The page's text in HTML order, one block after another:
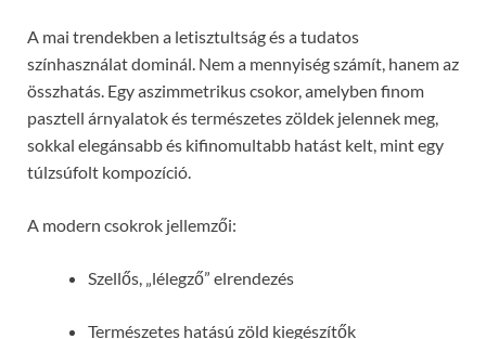
A mai trendekben a letisztultság és a tudatos
színhasználat dominál. Nem a mennyiség számít, hanem az
összhatás. Egy aszimmetrikus csokor, amelyben finom
pasztell árnyalatok és természetes zöldek jelennek meg,
sokkal elegánsabb és kifinomultabb hatást kelt, mint egy
túlzsúfolt kompozíció.
A modern csokrok jellemzői:
Szellős, „lélegző” elrendezés
Természetes hatású zöld kiegészítők